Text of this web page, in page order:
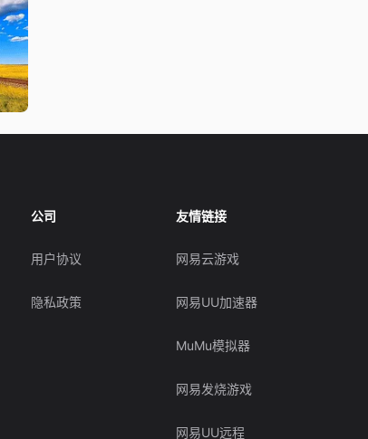
公司
用户协议
隐私政策
友情链接
网易云游戏
网易UU加速器
MuMu模拟器
网易发烧游戏
网易UU远程